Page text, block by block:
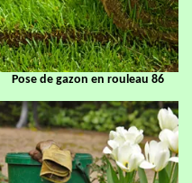
Pose de gazon en rouleau 86